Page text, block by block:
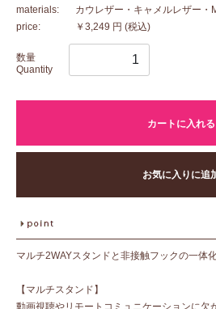
materials:
カウレザー・キャメルレザー・
price:
￥3,249 円 (税込)
数量
Quantity
カートに入れる
お気に入りに追
マルチ2WAYスタンドと非接触フックの一体
【マルチスタンド】